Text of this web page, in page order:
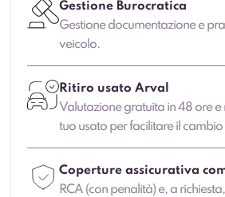
Gestione Burocratica
Gestione documentazione e
veicolo.
Ritiro usato Arval
Valutazione gratuita in 48 ore e
tuo usato per facilitare il
Coperture assicurativa
RCA (con penalità) e, a